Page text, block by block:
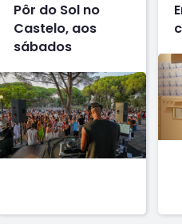
Pôr do Sol no
Castelo, aos
sábados